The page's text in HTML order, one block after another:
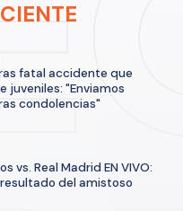
fatal accidente que
juveniles: "Enviamos
condolencias"
vs. Real Madrid EN VIVO:
resultado del amistoso